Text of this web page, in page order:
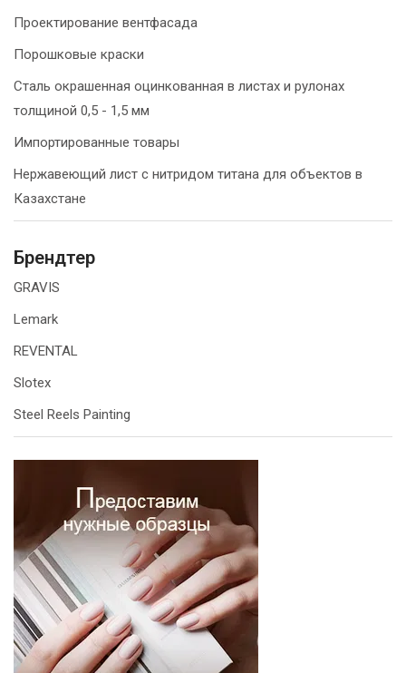
Проектирование вентфасада
Порошковые краски
Сталь окрашенная оцинкованная в листах и рулонах
толщиной 0,5 - 1,5 мм
Импортированные товары
Нержавеющий лист с нитридом титана для объектов в
Казахстане
Брендтер
GRAVIS
Lemark
REVENTAL
Slotex
Steel Reels Painting